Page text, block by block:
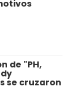
de "PH,
se cruzaron